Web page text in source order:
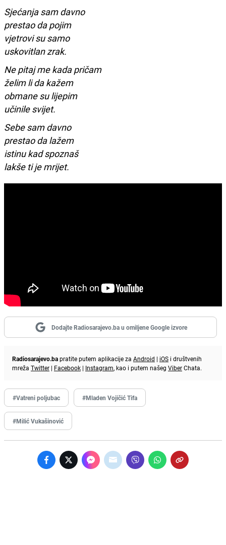
Sjećanja sam davno
prestao da pojim
vjetrovi su samo
uskovitlan zrak.
Ne pitaj me kada pričam
želim li da kažem
obmane su lijepim
učinile svijet.
Sebe sam davno
prestao da lažem
istinu kad spoznaš
lakše ti je mrijet.
Dodajte Radiosarajevo.ba u omiljene Google izvore
Radiosarajevo.bapratite putem aplikacije za Android | iOS i društvenih
mreža Twitter | Facebook | Instagram, kao i putem našeg ViberChata.
#Vatreni poljubac #Mladen Vojičić Tifa
#Milić Vukašinović